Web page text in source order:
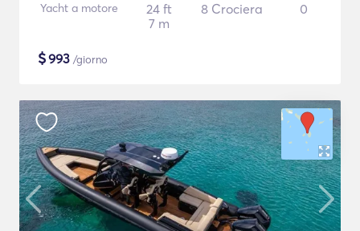
Yacht a motore
24 ft
7 m
8 Crociera 0
$993 /giorno